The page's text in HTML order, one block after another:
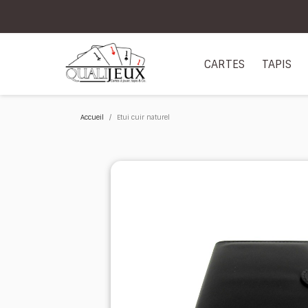
CARTES TAPIS
Accueil Etui cuir naturel